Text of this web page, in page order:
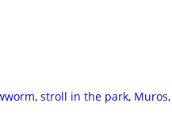
, stroll in the park, Muros